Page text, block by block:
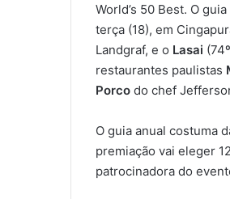
World’s 50 Best. O
terça (18), em
Landgraf, e o Lasai
restaurantes paulistas
Porco do chef
O guia anual costuma
premiação vai eleger
patrocinadora do